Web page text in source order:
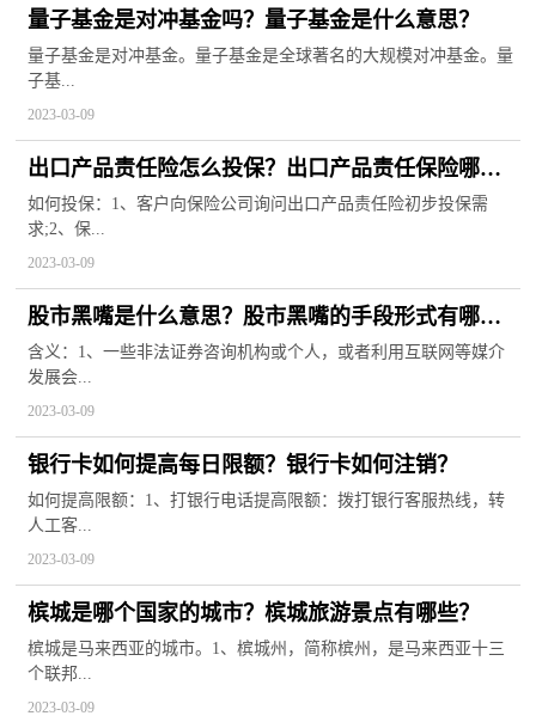
量子基金是对冲基金吗？量子基金是什么意思？
量子基金是对冲基金。量子基金是全球著名的大规模对冲基金。量
子基...
2023-03-09
出口产品责任险怎么投保？出口产品责任保险哪家
保险公司最大？
如何投保：1、客户向保险公司询问出口产品责任险初步投保需
求;2、保...
2023-03-09
股市黑嘴是什么意思？股市黑嘴的手段形式有哪
些？
含义：1、一些非法证券咨询机构或个人，或者利用互联网等媒介
发展会...
2023-03-09
银行卡如何提高每日限额？银行卡如何注销？
如何提高限额：1、打银行电话提高限额：拨打银行客服热线，转
人工客...
2023-03-09
槟城是哪个国家的城市？槟城旅游景点有哪些？
槟城是马来西亚的城市。1、槟城州，简称槟州，是马来西亚十三
个联邦...
2023-03-09